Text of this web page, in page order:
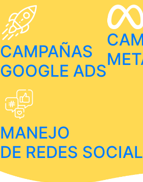
CAMPAÑAS
GOOGLE ADS
MANEJO
DE REDES